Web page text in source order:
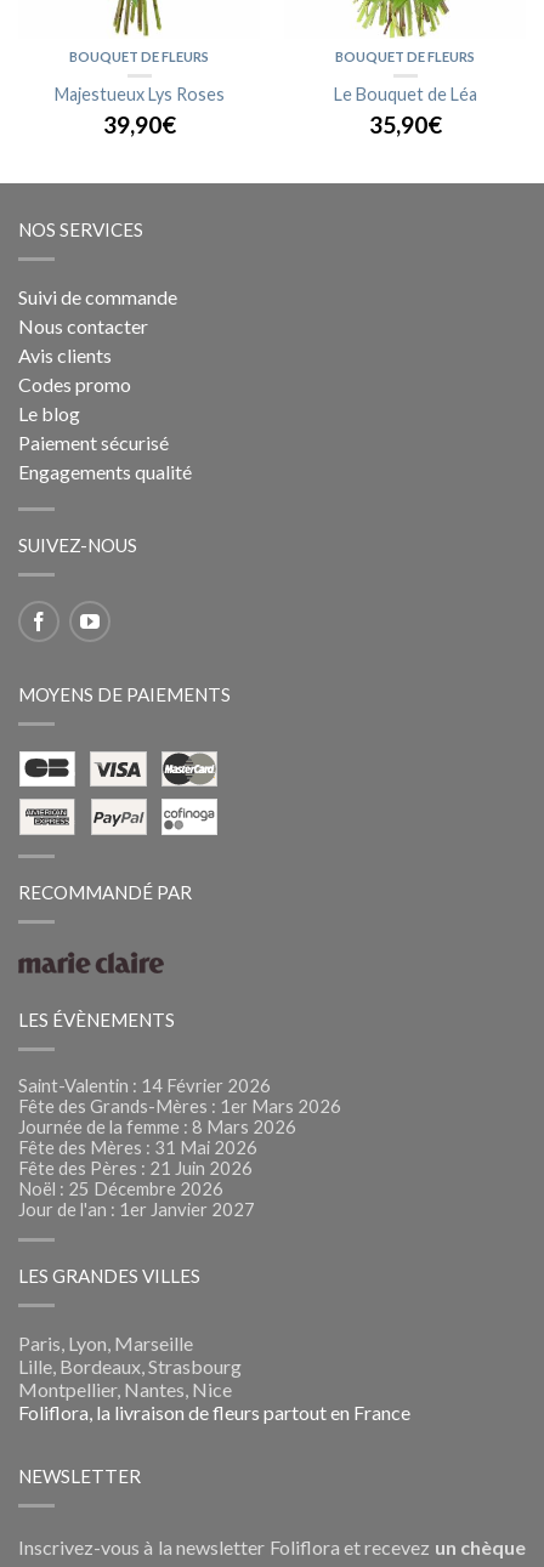
BOUQUET DE FLEURS
Majestueux Lys Roses
39,90€
BOUQUET DE FLEURS
Le Bouquet de Léa
35,90€
NOS SERVICES
Suivi de commande
Nous contacter
Avis clients
Codes promo
Le blog
Paiement sécurisé
Engagements qualité
SUIVEZ-NOUS
MOYENS DE PAIEMENTS
RECOMMANDÉ PAR
LES ÉVÈNEMENTS
Saint-Valentin : 14 Février 2026
Fête des Grands-Mères : 1er Mars 2026
Journée de la femme : 8 Mars 2026
Fête des Mères : 31 Mai 2026
Fête des Pères : 21 Juin 2026
Noël : 25 Décembre 2026
Jour de l'an : 1er Janvier 2027
LES GRANDES VILLES
Paris, Lyon, Marseille
Lille, Bordeaux, Strasbourg
Montpellier, Nantes, Nice
Foliflora, la livraison de fleurs partout en France
NEWSLETTER
Inscrivez-vous à la newsletter Foliflora et recevez un chèque